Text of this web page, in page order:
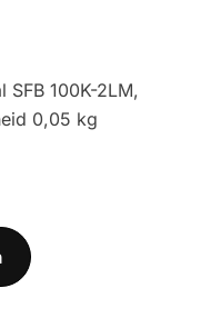
SFB 100K-2LM,
0,05 kg